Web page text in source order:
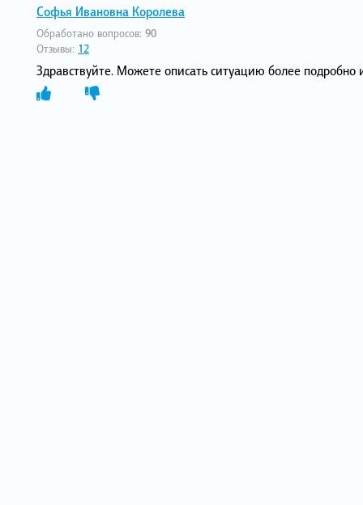
Софья Ивановна Королева
Обработано вопросов: 90
Отзывы: 12
Здравствуйте. Можете описать ситуацию более подробно